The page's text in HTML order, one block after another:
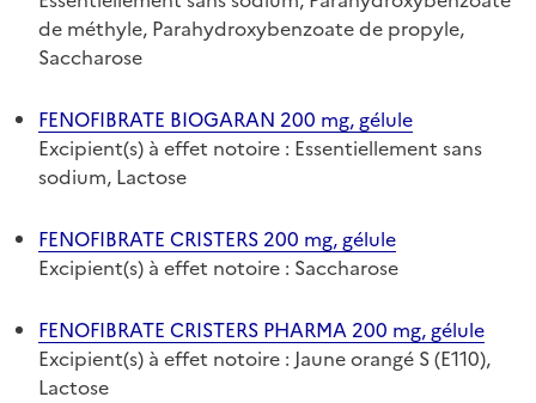
de méthyle, Parahydroxybenzoate de propyle,
Saccharose
FENOFIBRATE BIOGARAN 200 mg, gélule
Excipient(s) à effet notoire : Essentiellement sans
sodium, Lactose
FENOFIBRATE CRISTERS 200 mg, gélule
Excipient(s) à effet notoire : Saccharose
FENOFIBRATE CRISTERS PHARMA 200 mg, gélule
Excipient(s) à effet notoire : Jaune orangé S (E110),
Lactose